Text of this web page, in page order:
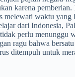
karena pemberian.
melewati waktu yang
dari Indonesia,
perlu menunggu
ragu bahwa
ditempuh untuk